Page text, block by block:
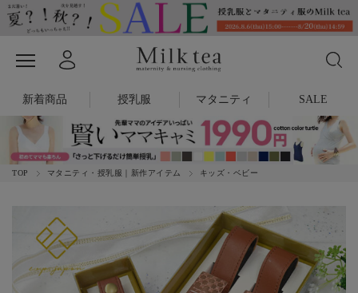
新着商品 授乳服 マタニティ SALE
TOP マタニティ・授乳服｜新作アイテム キッズ・ベビー